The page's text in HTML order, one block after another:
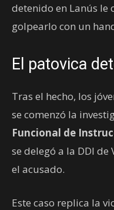
detenido en Lanús le
golpearlo con un
El patovica
Tras el hecho, los
se comenzó la
Funcional de
se delegó a la DDI
el acusado.
Este caso replica la